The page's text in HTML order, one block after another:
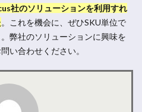
社のソリューションを利用すれ
。
これを機会に、ぜひSKU単位で
弊社のソリューションに興味を
い合わせください。